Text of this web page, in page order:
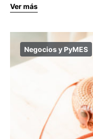
Ver más
Negocios y PyMES